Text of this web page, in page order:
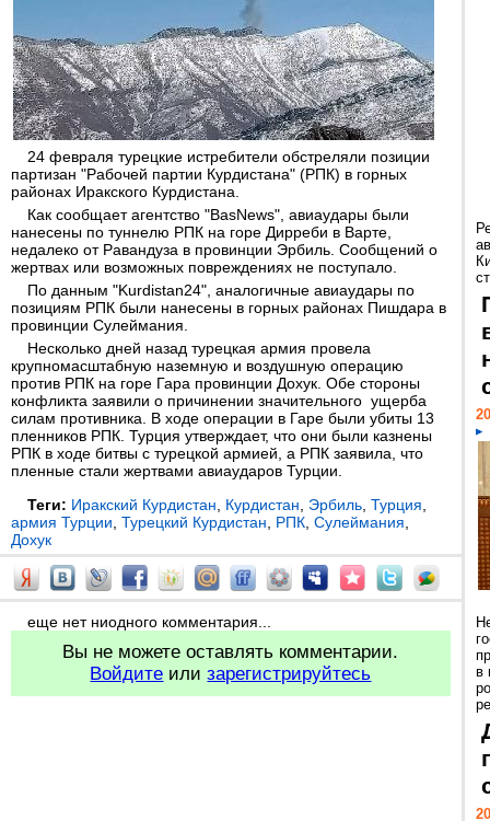
24 февраля турецкие истребители обстреляли позиции
партизан "Рабочей партии Курдистана" (РПК) в горных
районах Иракского Курдистана.
Как сообщает агентство "BasNews", авиаудары были
нанесены по туннелю РПК на горе Дирреби в Варте,
недалеко от Равандуза в провинции Эрбиль. Сообщений о
жертвах или возможных повреждениях не поступало.
По данным "Kurdistan24", аналогичные авиаудары по
позициям РПК были нанесены в горных районах Пишдара в
провинции Сулеймания.
Несколько дней назад турецкая армия провела
крупномасштабную наземную и воздушную операцию
против РПК на горе Гара провинции Дохук. Обе стороны
конфликта заявили о причинении значительного ущерба
силам противника. В ходе операции в Гаре были убиты 13
пленников РПК. Турция утверждает, что они были казнены
РПК в ходе битвы с турецкой армией, а РПК заявила, что
пленные стали жертвами авиаударов Турции.
Теги: Иракский Курдистан Курдистан Эрбиль Турция
армия Турции Турецкий Курдистан РПК Сулеймания
Дохук
еще нет ниодного комментария...
Вы не можете оставлять комментарии.
Войдите илизарегистрируйтесь
в